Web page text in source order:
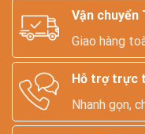
Vận chuyển
Giao hàng
Hỗ trợ trực
Nhanh gọn,